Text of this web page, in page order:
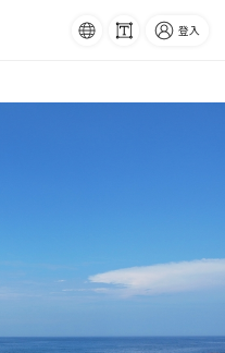
語系 字級 登入